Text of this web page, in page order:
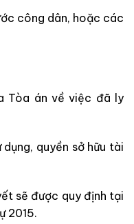
công dân, hoặc các
Tòa án về việc đã ly
quyền sở hữu tài
sẽ được quy định tại
2015.